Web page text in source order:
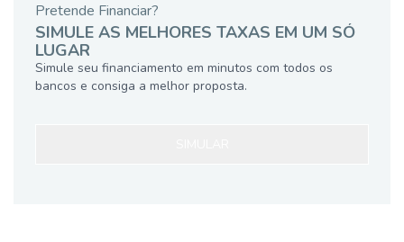
Pretende Financiar?
SIMULE AS MELHORES TAXAS EM UM SÓ
LUGAR
Simule seu financiamento em minutos com todos os
bancos e consiga a melhor proposta.